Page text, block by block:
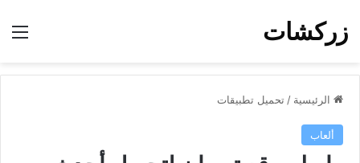
زركشات
الرئيسية / تحميل تطبيقات
ألعاب